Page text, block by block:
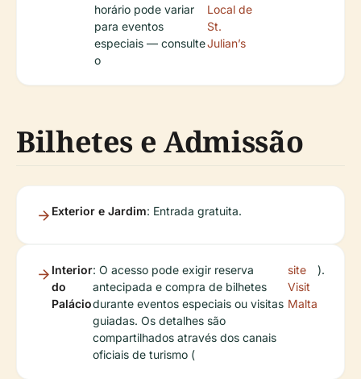
horário pode variar
para eventos
especiais — consulte
o
Local de
St.
Julian’s
Bilhetes e Admissão
Exterior e Jardim: Entrada gratuita.
Interior
do
Palácio
: O acesso pode exigir reserva
antecipada e compra de bilhetes
durante eventos especiais ou visitas
guiadas. Os detalhes são
compartilhados através dos canais
oficiais de turismo (
site
Visit
Malta
).